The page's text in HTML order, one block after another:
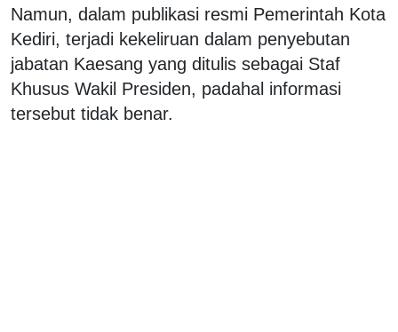
Namun, dalam publikasi resmi Pemerintah Kota
Kediri, terjadi kekeliruan dalam penyebutan
jabatan Kaesang yang ditulis sebagai Staf
Khusus Wakil Presiden, padahal informasi
tersebut tidak benar.